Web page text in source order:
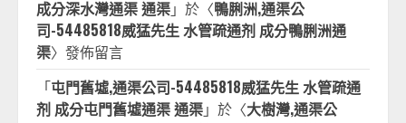
成分深水灣通渠 通渠」於〈鴨脷洲,通渠公
司-54485818威猛先生 水管疏通剂 成分鴨脷洲通
渠〉發佈留言
「屯門舊墟,通渠公司-54485818威猛先生 水管疏通
剂 成分屯門舊墟通渠 通渠」於〈大樹灣,通渠公